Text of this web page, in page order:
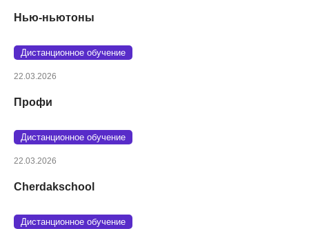
Нью-ньютоны
Дистанционное обучение
22.03.2026
Профи
Дистанционное обучение
22.03.2026
Cherdakschool
Дистанционное обучение